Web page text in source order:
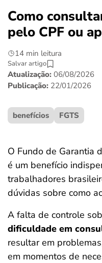
crédito fácil
últimas notícias
ferramentas
Como
pelo CPF ou
14 min leitura
Salvar artigo
Atualização: 06/08/2026
Publicação: 22/01/2026
benefícios FGTS
O Fundo de Garantia
é um benefício
trabalhadores
dúvidas sobre como
A falta de controle
dificuldade em
resultar em
em momentos de